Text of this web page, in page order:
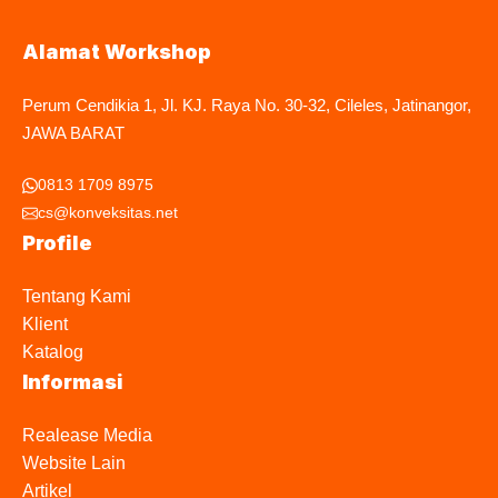
Alamat Workshop
Perum Cendikia 1, Jl. KJ. Raya No. 30-32, Cileles, Jatinangor,
JAWA BARAT
0813 1709 8975
cs@konveksitas.net
Profile
Tentang Kami
Klient
Katalog
Informasi
Realease Media
Website Lain
Artikel